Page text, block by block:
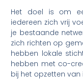
Het doel is om
iedereen zich vrij
je bestaande
zich richten op
hebben lokale
hebben met co-
bij het opzetten van